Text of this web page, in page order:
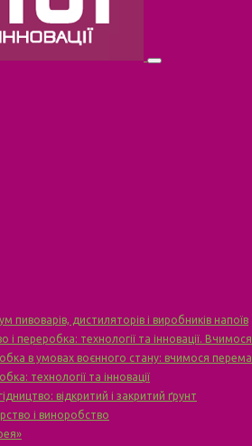
дистиляторів і виробників напоїв
і переробка: технології та інновації.
в умовах воєнного стану: вчимося
технології та інновації
відкритий і закритий ґрунт
і виноробство